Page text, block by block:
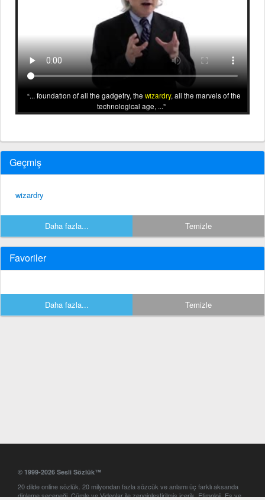
... foundation of all the gadgetry, the wizardry, all the marvels of the
technological age, ...
Geçmiş
wizardry
Daha fazla... Temizle
Favoriler
Daha fazla... Temizle
© 1999-2026 Sesli Sözlük™
20 dilde online sözlük. 20 milyondan fazla sözcük ve anlamı üç farklı aksanda
dinleme seçeneği. Cümle ve Videolar ile zenginleştirilmiş içerik. Etimoloji, Eş ve